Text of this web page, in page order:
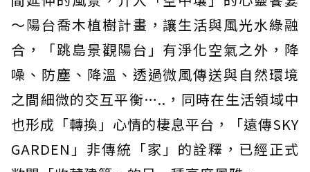
～陽台喬木植樹計畫，讓生活與風光水綠融
合，「跳島景觀陽台」有淨化空氣之外，降
噪、防塵、降溫、透過微風傳送與自然環境
之間細微的交互平衡…..，同時在生活領域中
也形成「轉換」心情的棲息平台，「遠傳SKY
GARDEN」非傳統「家」的詮釋，已經正式